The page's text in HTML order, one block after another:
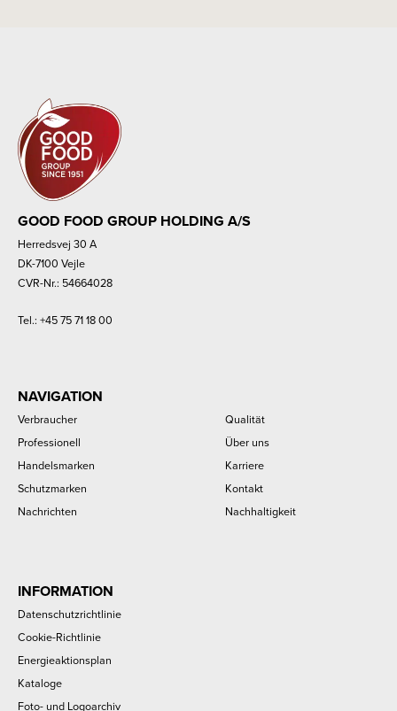
GOOD FOOD GROUP HOLDING A/S
Herredsvej 30 A
DK-7100 Vejle
CVR-Nr.: 54664028
Tel.: +45 75 71 18 00
NAVIGATION
Verbraucher
Professionell
Handelsmarken
Schutzmarken
Nachrichten
Qualität
Über uns
Karriere
Kontakt
Nachhaltigkeit
INFORMATION
Datenschutzrichtlinie
Cookie-Richtlinie
Energieaktionsplan
Kataloge
Foto- und Logoarchiv